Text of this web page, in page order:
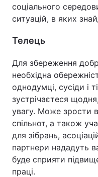
соціального
ситуацій, в яких
Телець
Для збереження
необхідна
однодумці, сусіди і
зустрічаєтеся
увагу. Може зрости
спільнот, а також
для зібрань,
партнери нададуть
буде сприяти
праці.